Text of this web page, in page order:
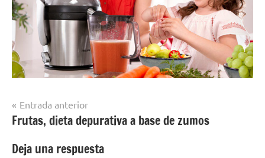
Navegación
de
entradas
Entrada anterior
Frutas, dieta depurativa a base de zumos
Deja una respuesta